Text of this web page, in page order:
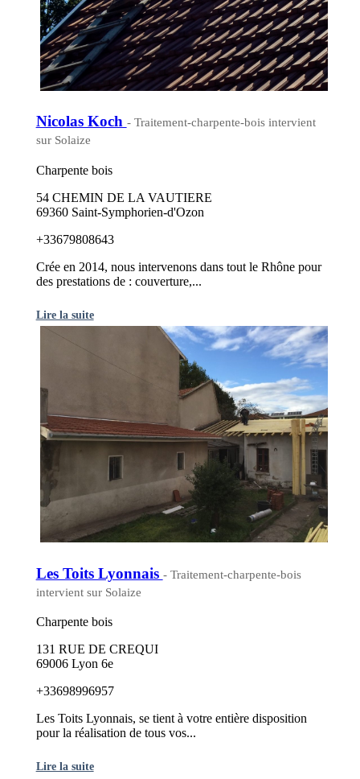
Nicolas Koch - Traitement-charpente-bois intervient
sur Solaize
Charpente bois
54 CHEMIN DE LA VAUTIERE
69360 Saint-Symphorien-d'Ozon
+33679808643
Crée en 2014, nous intervenons dans tout le Rhône pour
des prestations de : couverture,...
Lire la suite
Les Toits Lyonnais - Traitement-charpente-bois
intervient sur Solaize
Charpente bois
131 RUE DE CREQUI
69006 Lyon 6e
+33698996957
Les Toits Lyonnais, se tient à votre entière disposition
pour la réalisation de tous vos...
Lire la suite